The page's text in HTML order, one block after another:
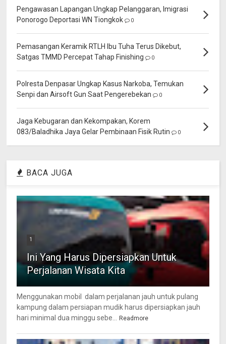
Pengawasan Lapangan Ungkap Pelanggaran, Imigrasi
Ponorogo Deportasi WN Tiongkok
0
Pemasangan Keramik RTLH Ibu Tuha Terus Dikebut,
Satgas TMMD Percepat Tahap Finishing
0
Polresta Denpasar Ungkap Kasus Narkoba, Temukan
Senpi dan Airsoft Gun Saat Pengerebekan
0
Jaga Kebugaran dan Kekompakan, Korem
083/Baladhika Jaya Gelar Pembinaan Fisik Rutin
0
BACA JUGA
1
Ini Yang Harus Dipersiapkan Untuk
Perjalanan Wisata Kita
Menggunakan mobil dalam perjalanan jauh untuk pulang
kampung dalam persiapan mudik harus dipersiapkan jauh
hari minimal dua minggu sebe...
Readmore